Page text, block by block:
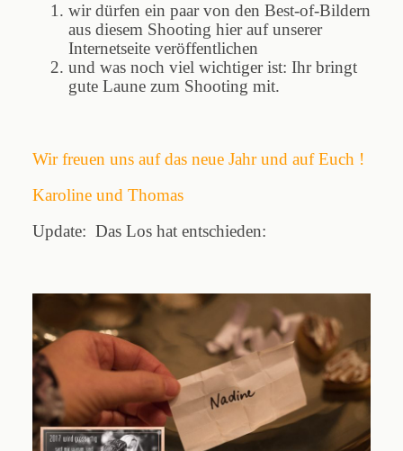
wir dürfen ein paar von den Best-of-Bildern
aus diesem Shooting hier auf unserer
Internetseite veröffentlichen
und was noch viel wichtiger ist: Ihr bringt
gute Laune zum Shooting mit.
Wir freuen uns auf das neue Jahr und auf Euch !
Karoline und Thomas
Update: Das Los hat entschieden: